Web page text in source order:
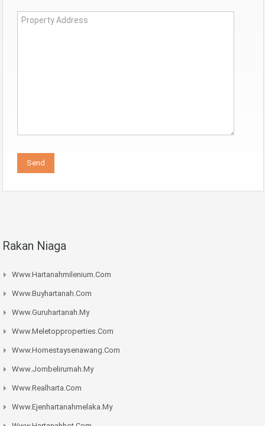
Rakan Niaga
Www.hartanahmilenium.com
Www.buyhartanah.com
Www.guruhartanah.my
Www.meletopproperties.com
Www.homestaysenawang.com
Www.jombelirumah.my
Www.realharta.com
Www.ejenhartanahmelaka.my